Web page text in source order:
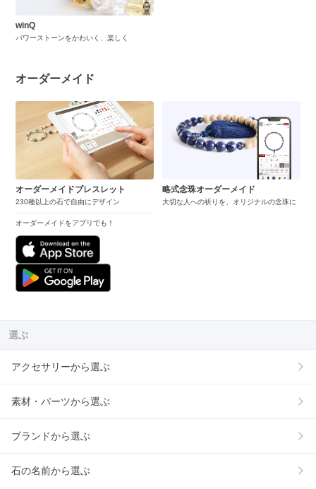
winQ
パワーストーンをかわいく、楽しく
オーダーメイド
オーダーメイドブレスレット
230種以上の石で自由にデザイン
オーダーメイドをアプリでも！
略式念珠オーダーメイド
大切な人への祈りを、オリジナルの念珠に
選ぶ
アクセサリーから選ぶ
素材・パーツから選ぶ
ブランドから選ぶ
石の名前から選ぶ